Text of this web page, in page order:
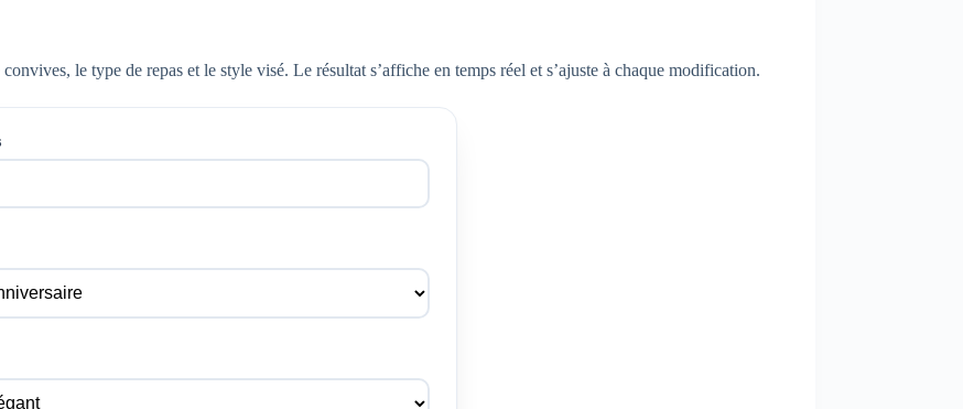
le type de repas et le style visé. Le résultat s’affiche en temps réel et s’ajuste à chaque modification.